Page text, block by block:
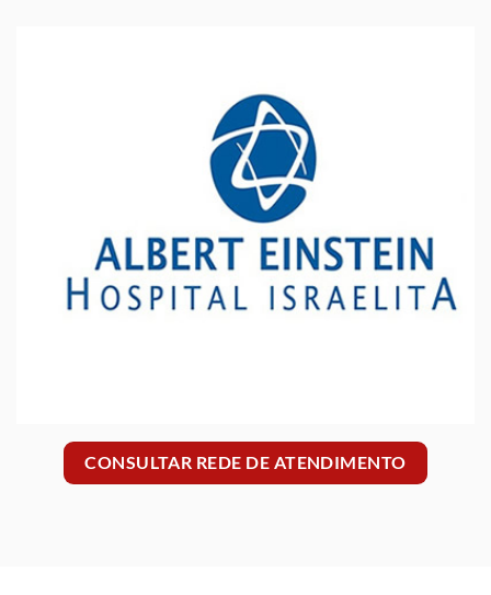
CONSULTAR REDE DE ATENDIMENTO